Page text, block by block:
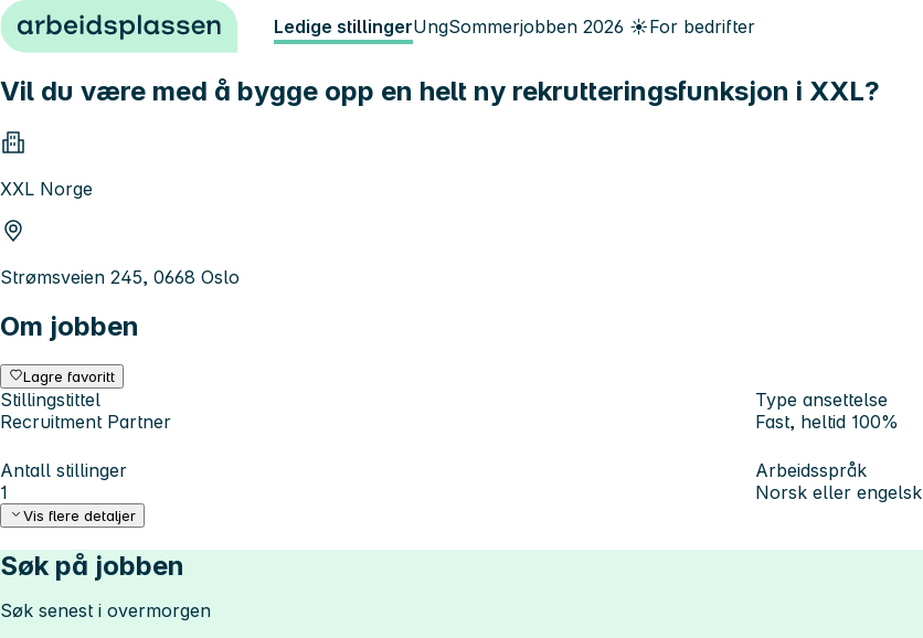
Hopp til innhold Ledige stillingerUngSommerjobben 2026 ☀️For bedrifter
Vil du være med å bygge opp en helt ny rekrutteringsfunksjon i XXL?
XXL Norge
Strømsveien 245, 0668 Oslo
Om jobben
Lagre favoritt
Stillingstittel
Recruitment Partner
Type ansettelse
Fast, heltid 100%
Antall stillinger
1
Arbeidsspråk
Norsk eller engelsk
Vis flere detaljer
Søk på jobben
Søk senest i overmorgen